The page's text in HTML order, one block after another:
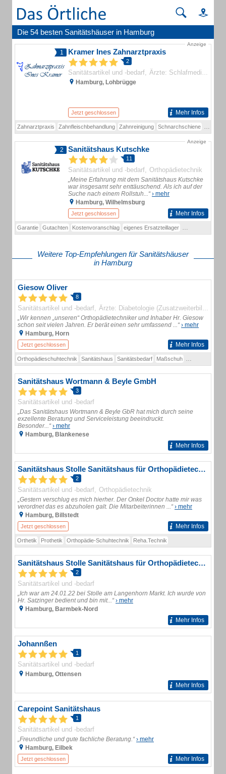
Die 54 besten Sanitätshäuser in Hamburg
Anzeige
1 Kramer Ines Zahnarztpraxis
2
Sanitätsartikel und -bedarf Ärzte: Schlafmedizin (Zusatzweiterbildung)
Hamburg, Lohbrügge
Jetzt geschlossen Mehr Infos
Zahnarztpraxis Zahnfleischbehandlung Zahnreinigung Schnarchschiene
Anzeige
2 Sanitätshaus Kutschke
11
Sanitätsartikel und -bedarf Orthopädietechnik
„Meine Erfahrung mit dem Sanitätshaus Kutschke
war insgesamt sehr enttäuschend. Als ich auf der
Suche nach einem Rollstuh...“› mehr
Hamburg, Wilhelmsburg
Jetzt geschlossen Mehr Infos
Garantie Gutachten Kostenvoranschlag eigenes Ersatzteillager
Weitere Top-Empfehlungen für Sanitätshäuser
in Hamburg
Giesow Oliver
8
Sanitätsartikel und -bedarf Ärzte: Diabetologie (Zusatzweiterbildung)
„Wir kennen „unseren“ Orthopädietechniker und Inhaber Hr. Giesow
schon seit vielen Jahren. Er berät einen sehr umfassend ...“› mehr
Hamburg, Horn
Jetzt geschlossen Mehr Infos
Orthopädieschuhtechnik Sanitätshaus Sanitätsbedarf Maßschuh
Sanitätshaus Wortmann & Beyle GmbH
3
Sanitätsartikel und -bedarf
„Das Sanitätshaus Wortmann & Beyle GbR hat mich durch seine
exzellente Beratung und Serviceleistung beeindruckt.
Besonder...“› mehr
Hamburg, Blankenese
Mehr Infos
Sanitätshaus Stolle Sanitätshaus für Orthopädietechnik
2
Sanitätsartikel und -bedarf Orthopädietechnik
„Gestern verschlug es mich hierher. Der Onkel Doctor hatte mir was
verordnet das es abzuholen galt. Die Mitarbeiterinnen ...“› mehr
Hamburg, Billstedt
Jetzt geschlossen Mehr Infos
Orthetik Prothetik Orthopädie-Schuhtechnik Reha.Technik
Sanitätshaus Stolle Sanitätshaus für Orthopädietechnik
2
Sanitätsartikel und -bedarf
„Ich war am 24.01.22 bei Stolle am Langenhorn Markt. Ich wurde von
Hr. Satzinger bedient und bin mit...“› mehr
Hamburg, Barmbek-Nord
Mehr Infos
Johannßen
1
Sanitätsartikel und -bedarf
Hamburg, Ottensen
Mehr Infos
Carepoint Sanitätshaus
1
Sanitätsartikel und -bedarf
„Freundliche und gute fachliche Beratung.“› mehr
Hamburg, Eilbek
Jetzt geschlossen Mehr Infos